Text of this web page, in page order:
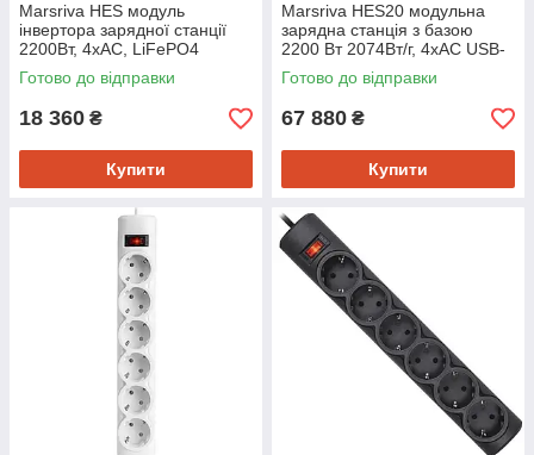
Marsriva HES модуль
інвертора зарядної станції
2200Вт, 4xAC, LiFePO4
Готово до відправки
18 360 ₴
Купити
Marsriva HES20 модульна
зарядна станція з базою
2200 Вт 2074Вт/г, 4xAC USB-
C, UPS, LiFePO4 App
Готово до відправки
67 880 ₴
Купити